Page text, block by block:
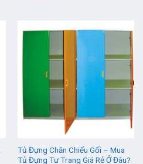
Tủ Đựng Chăn Chiếu Gối – Mua
Tủ Đựng Tư Trang Giá Rẻ Ở Đâu?